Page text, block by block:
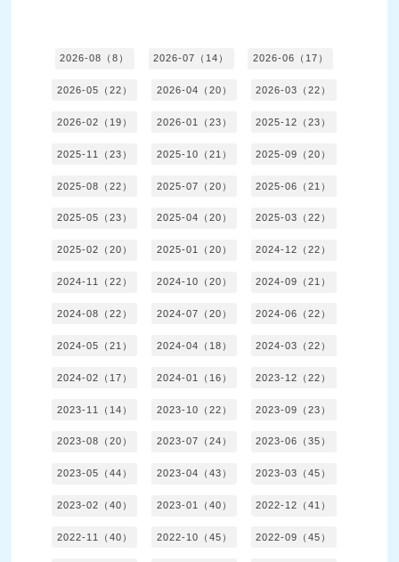
2026-08（8） 2026-07（14） 2026-06（17）
2026-05（22） 2026-04（20） 2026-03（22）
2026-02（19） 2026-01（23） 2025-12（23）
2025-11（23） 2025-10（21） 2025-09（20）
2025-08（22） 2025-07（20） 2025-06（21）
2025-05（23） 2025-04（20） 2025-03（22）
2025-02（20） 2025-01（20） 2024-12（22）
2024-11（22） 2024-10（20） 2024-09（21）
2024-08（22） 2024-07（20） 2024-06（22）
2024-05（21） 2024-04（18） 2024-03（22）
2024-02（17） 2024-01（16） 2023-12（22）
2023-11（14） 2023-10（22） 2023-09（23）
2023-08（20） 2023-07（24） 2023-06（35）
2023-05（44） 2023-04（43） 2023-03（45）
2023-02（40） 2023-01（40） 2022-12（41）
2022-11（40） 2022-10（45） 2022-09（45）